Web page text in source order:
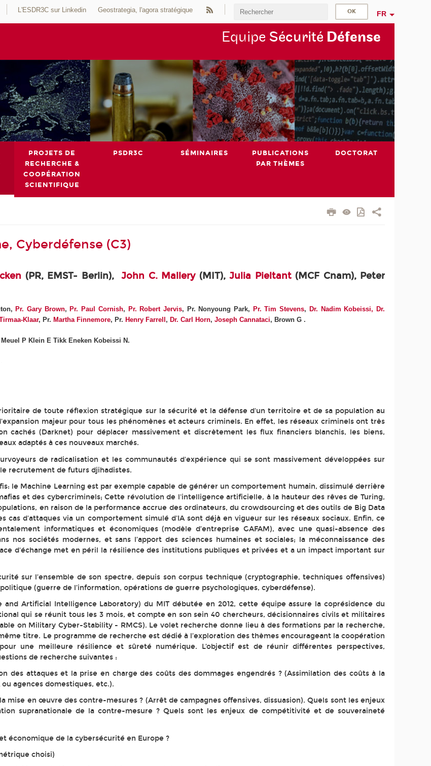
L'ESDR3C sur Linkedin Geostrategia, l'agora stratégique FR
Equipe Sécurité Défense
PROJETS DE
RECHERCHE &
COOPÉRATION
SCIENTIFIQUE
PSDR3C SÉMINAIRES
PUBLICATIONS
PAR THÈMES
DOCTORAT
Cyberdéfense (C3)
(PR, EMST- Berlin),John C. Mallery(MIT),Julia Pieltant(MCF Cnam), Peter
Pr. Gary Brown, Pr. Paul Cornish, Pr. Robert Jervis, Pr. Nonyoung Park, Pr. Tim Stevens, Dr. Nadim Kobeissi, Dr.
Klaar, Pr. Martha Finnemore, Pr. Henry Farrell , Dr. Carl Horn,Joseph Cannataci, Brown G .
P Klein E Tikk Eneken Kobeissi N.
de toute réflexion stratégique sur la sécurité et la défense d'un territoire et de sa population au
majeur pour tous les phénomènes et acteurs criminels. En effet, les réseaux criminels ont très
cachés (Darknet) pour déplacer massivement et discrètement les flux financiers blanchis, les biens,
adaptés à ces nouveaux marchés.
de radicalisation et les communautés d'expérience qui se sont massivement développées sur
recrutement de futurs djihadistes.
le Machine Learning est par exemple capable de générer un comportement humain, dissimulé derrière
et des cybercriminels; Cette révolution de l'intelligence artificielle, à la hauteur des rêves de Turing,
en raison de la performance accrue des ordinateurs, du crowdsourcing et des outils de Big Data
cas d'attaques via un comportement simulé d'IA sont déjà en vigueur sur les réseaux sociaux. Enfin, ce
informatiques et économiques (modèle d’entreprise GAFAM), avec une quasi-absence des
nos sociétés modernes, et sans l’apport des sciences humaines et sociales; la méconnaissance des
d'échange met en péril la résilience des institutions publiques et privées et a un impact important sur
sur l’ensemble de son spectre, depuis son corpus technique (cryptographie, techniques offensives)
(guerre de l’information, opérations de guerre psychologiques, cyberdéfense).
and Artificial Intelligence Laboratory) du MIT débutée en 2012, cette équipe assure la coprésidence du
qui se réunit tous les 3 mois, et compte en son sein 40 chercheurs, décisionnaires civils et militaires
on Military Cyber-Stability - RMCS). Le volet recherche donne lieu à des formations par la recherche,
titre. Le programme de recherche est dédié à l’exploration des thèmes encourageant la coopération
une meilleure résilience et sûreté numérique. L’objectif est de réunir différentes perspectives,
de recherche suivantes :
des attaques et la prise en charge des coûts des dommages engendrés ? (Assimilation des coûts à la
agences domestiques, etc.).
en œuvre des contre-mesures ? (Arrêt de campagnes offensives, dissuasion). Quels sont les enjeux
supranationale de la contre-mesure ? Quels sont les enjeux de compétitivité et de souveraineté
économique de la cybersécurité en Europe ?
choisi)